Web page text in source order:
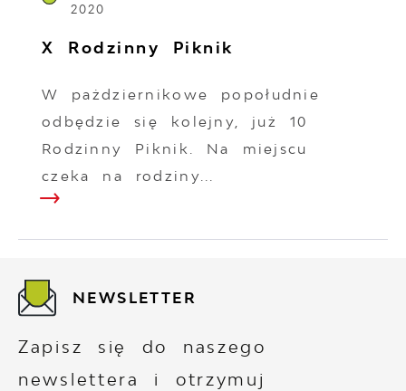
2020
X Rodzinny Piknik
W pażdziernikowe popołudnie
odbędzie się kolejny, już 10
Rodzinny Piknik. Na miejscu
czeka na rodziny...
NEWSLETTER
Zapisz się do naszego
newslettera i otrzymuj